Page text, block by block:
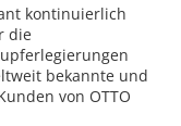
kontinuierlich
die
bekannte und
von OTTO